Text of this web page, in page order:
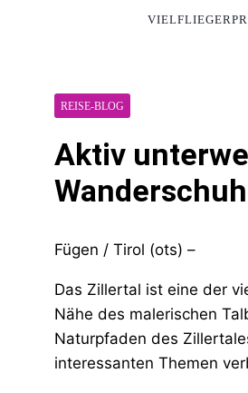
REISE-BLOG
Aktiv
Fügen / Tirol (ots) –
Das Zillertal ist eine der
Nähe des malerischen
Naturpfaden des
interessanten Themen